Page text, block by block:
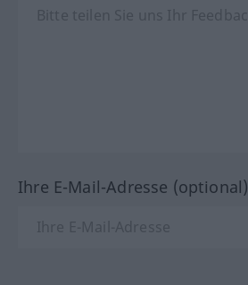
Ihre E-Mail-Adresse (optional)